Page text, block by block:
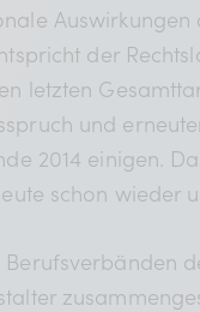
Auswirkungen
der
letzten
und
2014 einigen.
schon wieder